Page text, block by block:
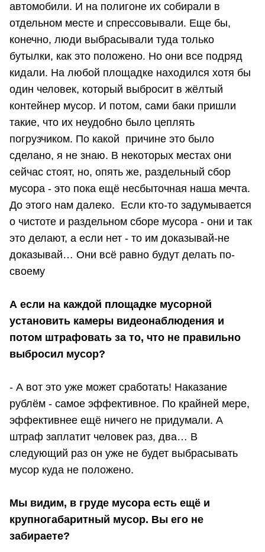
автомобили. И на полигоне их собирали в
отдельном месте и спрессовывали. Еще бы,
конечно, люди выбрасывали туда только
бутылки, как это положено. Но они все подряд
кидали. На любой площадке находился хотя бы
один человек, который выбросит в жёлтый
контейнер мусор. И потом, сами баки пришли
такие, что их неудобно было цеплять
погрузчиком. По какой причине это было
сделано, я не знаю. В некоторых местах они
сейчас стоят, но, опять же, раздельный сбор
мусора - это пока ещё несбыточная наша мечта.
До этого нам далеко. Если кто-то задумывается
о чистоте и раздельном сборе мусора - они и так
это делают, а если нет - то им доказывай-не
доказывай… Они всё равно будут делать по-
своему
А если на каждой площадке мусорной
установить камеры видеонаблюдения и
потом штрафовать за то, что не правильно
выбросил мусор?
- А вот это уже может сработать! Наказание
рублём - самое эффективное. По крайней мере,
эффективнее ещё ничего не придумали. А
штраф заплатит человек раз, два… В
следующий раз он уже не будет выбрасывать
мусор куда не положено.
Мы видим, в груде мусора есть ещё и
крупногабаритный мусор. Вы его не
забираете?